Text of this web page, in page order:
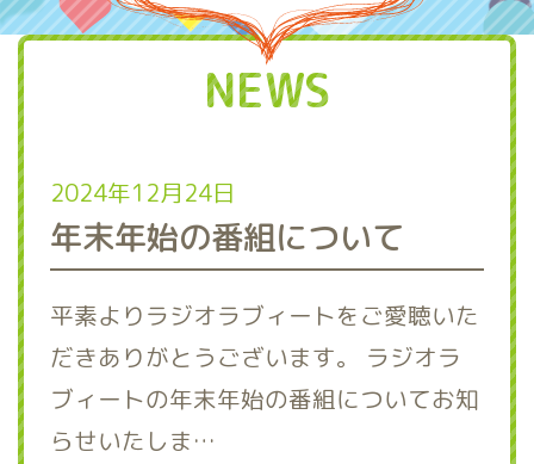
NEWS
2024年12月24日
年末年始の番組について
平素よりラジオラブィートをご愛聴いた
だきありがとうございます。 ラジオラ
ブィートの年末年始の番組についてお知
らせいたしま…